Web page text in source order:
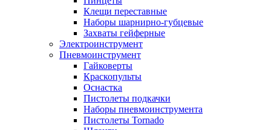
Клещи переставные
Наборы шарнирно-губцевые
Захваты гейферные
Электроинструмент
Пневмоинструмент
Гайковерты
Краскопульты
Оснастка
Пистолеты подкачки
Наборы пневмоинструмента
Пистолеты Tornado